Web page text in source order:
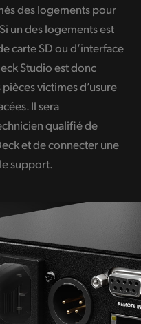
des logements pour
un des logements est
carte SDou d’interface
Studio est donc
pièces victimes d’usure
Il sera
qualifié de
et de connecter une
support.